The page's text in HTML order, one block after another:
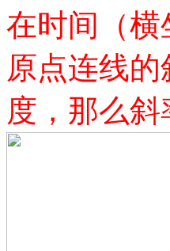
在时间（
原点连线的
度，那么